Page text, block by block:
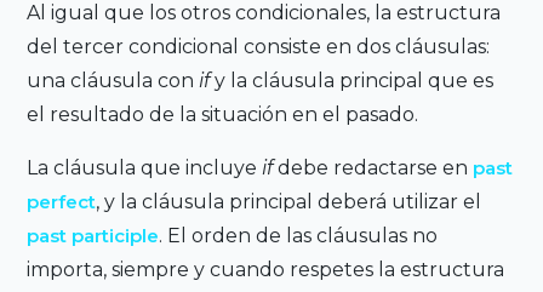
Al igual que los otros condicionales, la estructura
del tercer condicional consiste en dos cláusulas:
una cláusula conify la cláusula principal que es
el resultado de la situación en el pasado.
La cláusula que incluyeifdebe redactarse en past
perfect, y la cláusula principal deberá utilizar el
past participle. El orden de las cláusulas no
importa, siempre y cuando respetes la estructura